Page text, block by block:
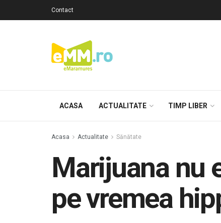
Contact
ACASA ACTUALITATE TIMP LIBER
Acasa Actualitate Sănătate
Marijuana nu
pe vremea